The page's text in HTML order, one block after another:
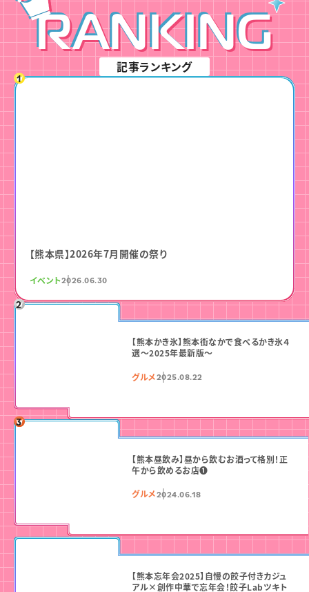
RANKING
記事ランキング
【熊本県】2026年7月開催の祭り
イベント2026.06.30
【熊本かき氷】熊本街なかで食べるかき氷４
選〜2025年最新版〜
グルメ2025.08.22
【熊本昼飲み】昼から飲むお酒って格別！正
午から飲めるお店❶
グルメ2024.06.18
【熊本忘年会2025】自慢の餃子付きカジュ
アル×創作中華で忘年会！餃子Labツキト